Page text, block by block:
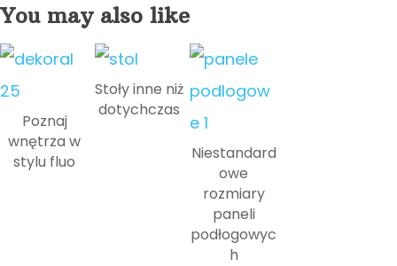
You may also like
Poznaj
wnętrza w
stylu fluo
Stoły inne niż
dotychczas
Niestandard
owe
rozmiary
paneli
podłogowyc
h